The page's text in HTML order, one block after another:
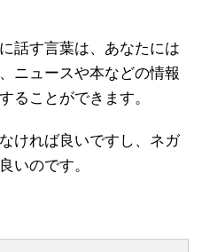
話す言葉は、あなたには
ニュースや本などの情報
ることができます。
ければ良いですし、ネガ
いのです。